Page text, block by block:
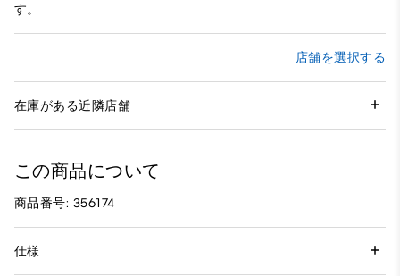
す。
店舗を選択する
在庫がある近隣店舗
この商品について
商品番号: 356174
仕様